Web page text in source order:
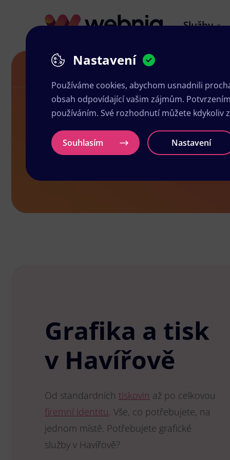
Služby
Grafika a tisk Havířov
Grafika a
Grafika a tisk
v Havířově
Od standardních tiskovin až po celkovou
firemní identitu. Vše, co potřebujete, na
jednom místě. Potřebujete grafické
služby v Havířově?
Nastavení
Používáme cookies, abychom usnadnili
obsah odpovídající vašim zájmům.
používáním. Své rozhodnutí můžete kdykoliv
Souhlasím Nastavení